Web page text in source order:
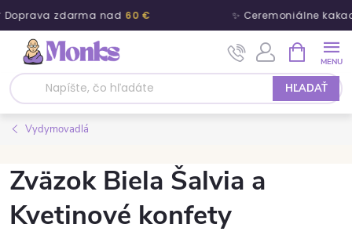
Doprava zdarma nad60 € ✨ Ceremoniálne
Prejsť na obsah
HĽADAŤ
Vydymovadlá
Zväzok Biela Šalvia a
Kvetinové konfety